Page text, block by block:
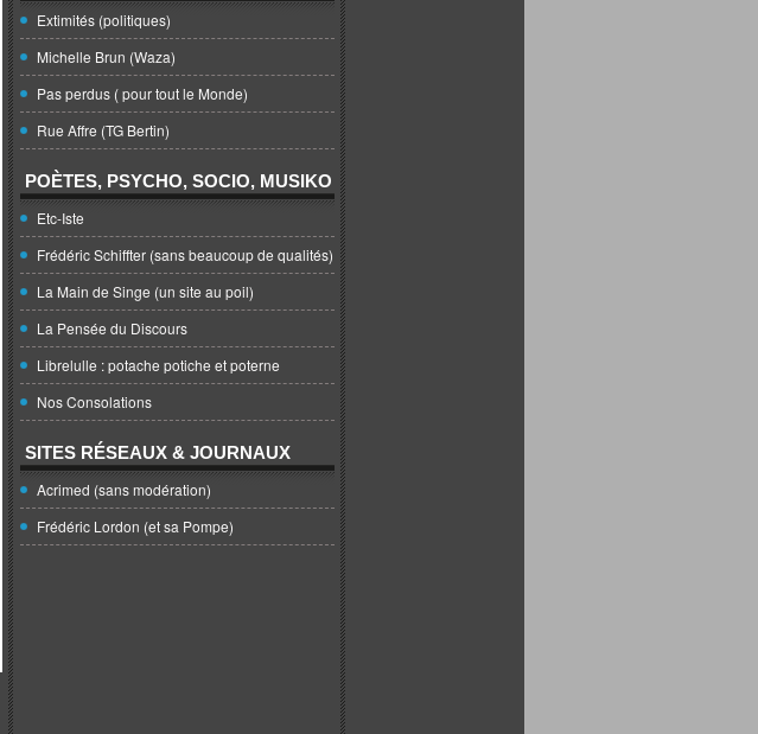
Extimités (politiques)
Michelle Brun (Waza)
Pas perdus ( pour tout le Monde)
Rue Affre (TG Bertin)
POÈTES, PSYCHO, SOCIO, MUSIKO
Etc-Iste
Frédéric Schiffter (sans beaucoup de qualités)
La Main de Singe (un site au poil)
La Pensée du Discours
Librelulle : potache potiche et poterne
Nos Consolations
SITES RÉSEAUX & JOURNAUX
Acrimed (sans modération)
Frédéric Lordon (et sa Pompe)